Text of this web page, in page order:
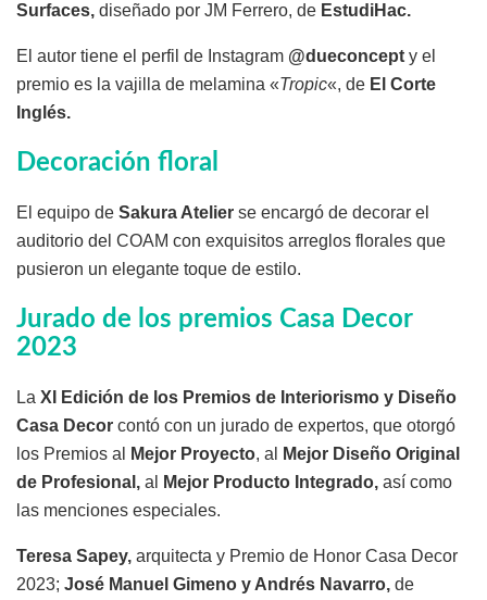
Surfaces, diseñado por JM Ferrero, de EstudiHac.
El autor tiene el perfil de Instagram @dueconcept y el
premio es la vajilla de melamina «Tropic«, de El Corte
Inglés.
Decoración floral
El equipo de Sakura Atelier se encargó de decorar el
auditorio del COAM con exquisitos arreglos florales que
pusieron un elegante toque de estilo.
Jurado de los premios Casa Decor
2023
La XI Edición de los Premios de Interiorismo y Diseño
Casa Decor contó con un jurado de expertos, que otorgó
los Premios al
Mejor Proyecto, al
Mejor Diseño Original
de Profesional, al Mejor Producto Integrado, así como
las menciones especiales.
Teresa Sapey, arquitecta y Premio de Honor Casa Decor
2023; José Manuel Gimeno y Andrés Navarro, de